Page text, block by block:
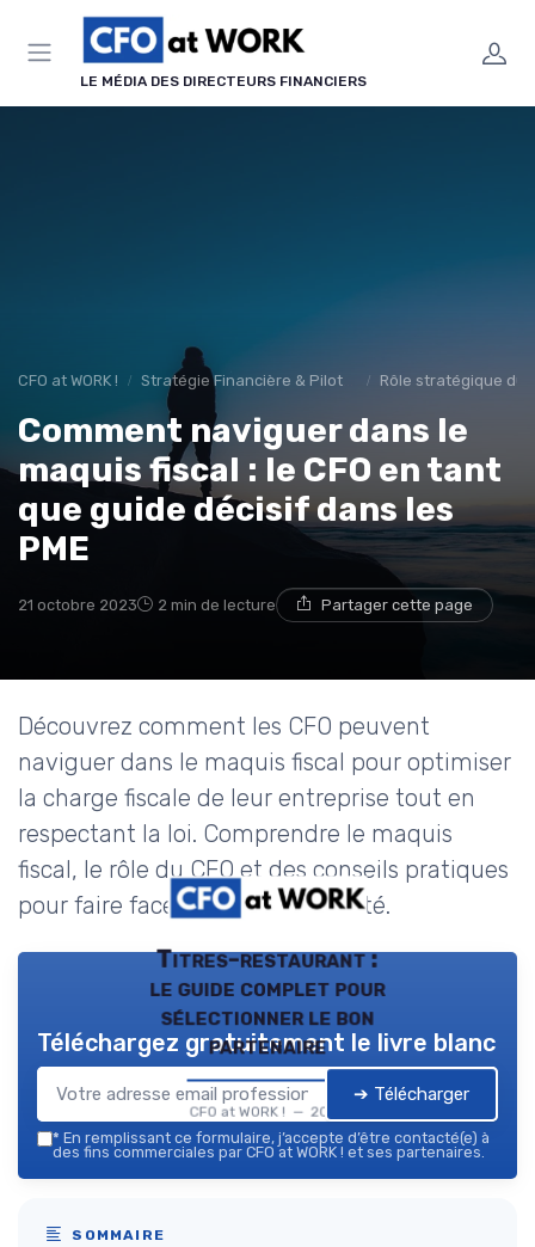
LE MÉDIA DES DIRECTEURS FINANCIERS
CFO at WORK ! Stratégie Financière & Pilotage Rôle stratégique du
Comment naviguer dans le
maquis fiscal : le CFO en tant
que guide décisif dans les
PME
21 octobre 2023 2 min de lecture Partager cette page
Découvrez comment les CFO peuvent
naviguer dans le maquis fiscal pour optimiser
la charge fiscale de leur entreprise tout en
respectant la loi. Comprendre le maquis
fiscal, le rôle du CFO et des conseils pratiques
pour faire face à cette complexité.
Titres-restaurant :
le guide complet pour
sélectionner le bon
partenaire
CFO at WORK ! — 2026
Téléchargez gratuitement le livre blanc
➔ Télécharger
* En remplissant ce formulaire, j’accepte d’être contacté(e) à
des fins commerciales par CFO at WORK ! et ses partenaires.
SOMMAIRE
Panneau de gestion des cookies